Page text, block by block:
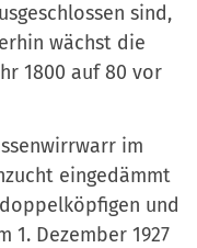
sind,
wächst die
1800 auf 80 vor
im
eingedämmt
und
1. Dezember 1927